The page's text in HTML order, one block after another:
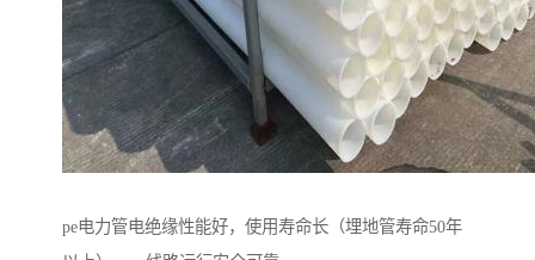
pe电力管电绝缘性能好，使用寿命长（埋地管寿命50年